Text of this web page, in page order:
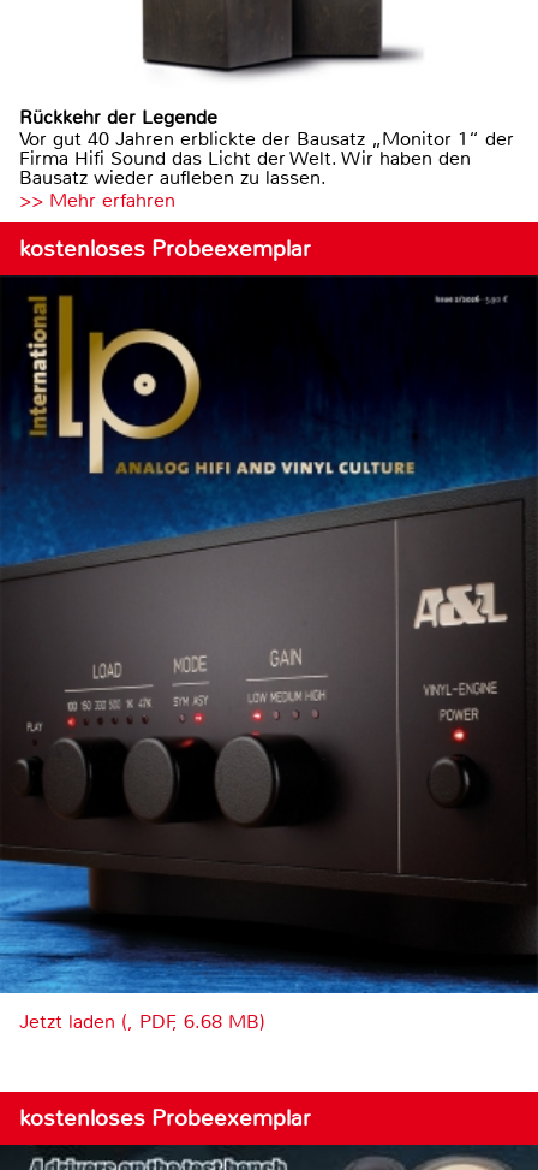
Rückkehr der Legende
Vor gut 40 Jahren erblickte der Bausatz „Monitor 1“ der
Firma Hifi Sound das Licht der Welt. Wir haben den
Bausatz wieder aufleben zu lassen.
>> Mehr erfahren
kostenloses Probeexemplar
Jetzt laden (, PDF, 6.68 MB)
kostenloses Probeexemplar